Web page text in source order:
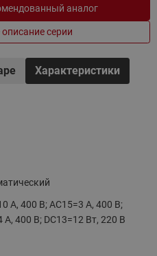
аналог
серии
Характеристики
A, 400 В; AC15=3 A, 400 В;
A, 400 В; DC13=12 Вт, 220 В